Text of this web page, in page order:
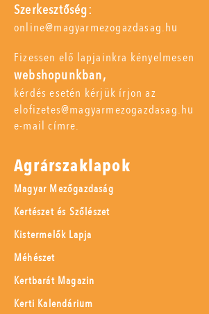
Szerkesztőség:
online@magyarmezogazdasag.hu
Fizessen elő lapjainkra kényelmesen
webshopunkban,
kérdés esetén kérjük írjon az
elofizetes@magyarmezogazdasag.hu
e-mail címre.
Agrárszaklapok
Magyar Mezőgazdaság
Kertészet és Szőlészet
Kistermelők Lapja
Méhészet
Kertbarát Magazin
Kerti Kalendárium